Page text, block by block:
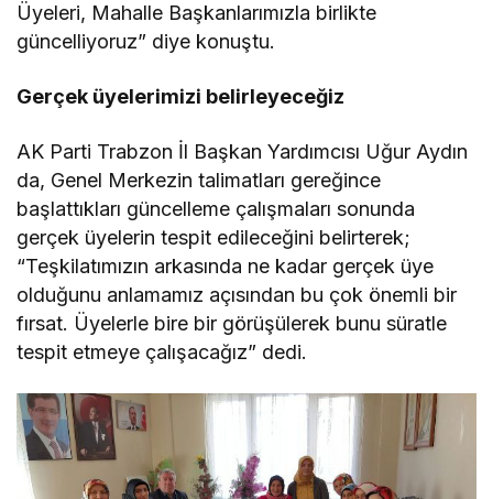
Üyeleri, Mahalle Başkanlarımızla birlikte
güncelliyoruz” diye konuştu.
Gerçek üyelerimizi belirleyeceğiz
AK Parti Trabzon İl Başkan Yardımcısı Uğur Aydın
da, Genel Merkezin talimatları gereğince
başlattıkları güncelleme çalışmaları sonunda
gerçek üyelerin tespit edileceğini belirterek;
“Teşkilatımızın arkasında ne kadar gerçek üye
olduğunu anlamamız açısından bu çok önemli bir
fırsat. Üyelerle bire bir görüşülerek bunu süratle
tespit etmeye çalışacağız” dedi.